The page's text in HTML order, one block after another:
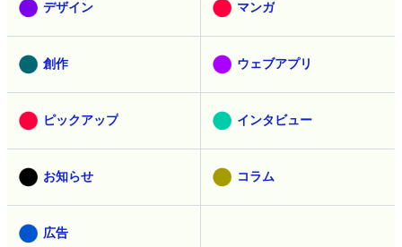
デザイン マンガ
創作 ウェブアプリ
ピックアップ インタビュー
お知らせ コラム
広告